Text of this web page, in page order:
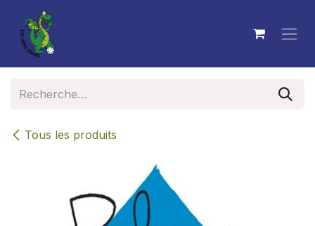
Se rendre au contenu
Tous les produits